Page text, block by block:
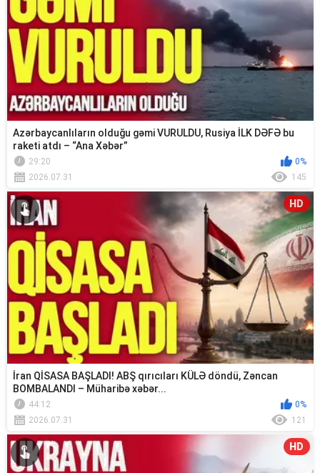
Azərbaycanlıların olduğu gəmi VURULDU, Rusiya İLK DƏFƏ bu
raketi atdı – “Ana Xəbər”
29:20
0%
2026.07.31
145
HD
İran QİSASA BAŞLADI! ABŞ qırıcıları KÜLƏ döndü, Zəncan
BOMBALANDI – Müharibə xəbər...
44:12
0%
2026.07.31
121
HD